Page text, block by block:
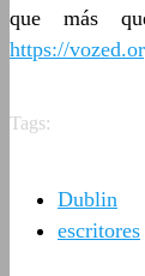
que más
https://
Tags:
Dublin
escritores